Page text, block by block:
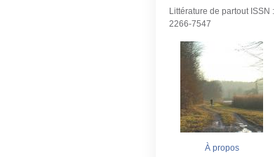
Littérature de partout ISSN :
2266-7547
À propos